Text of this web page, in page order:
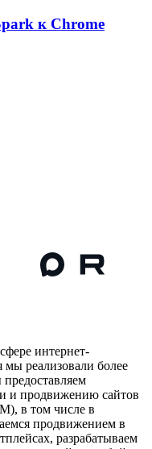
к Chrome
интернет-
мы реализовали более
и продвижению сайтов
в том числе в
продвижением в
разрабатываем